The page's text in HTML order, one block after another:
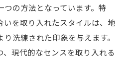
の方法となっています。特
いを取り入れたスタイルは、地
洗練された印象を与えます。
現代的なセンスを取り入れる